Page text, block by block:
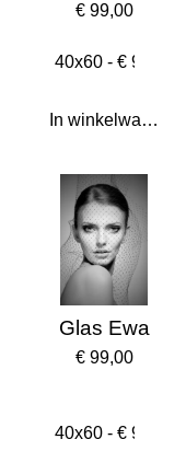
€ 99,00
In winkelwagen
Glas Ewa
€ 99,00